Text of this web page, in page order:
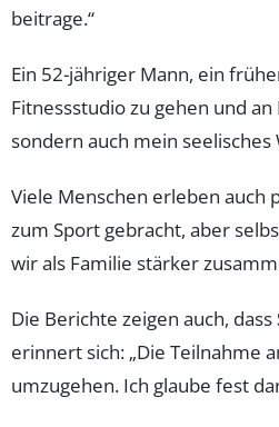
beitrage.“
Ein 52-jähriger Mann, ein
Fitnessstudio zu gehen und
sondern auch mein
Viele Menschen erleben
zum Sport gebracht, aber
wir als Familie stärker
Die Berichte zeigen auch, dass
erinnert sich: „Die Teilnahme
umzugehen. Ich glaube fest